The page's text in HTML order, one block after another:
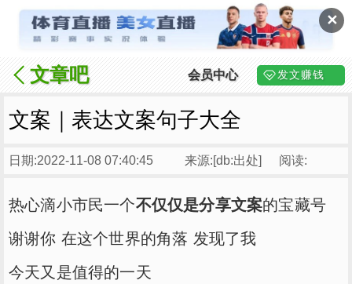
✕
文章吧 会员中心 发文赚钱
文案｜表达文案句子大全
日期:2022-11-08 07:40:45 来源:[db:出处] 阅读:
热心滴小市民一个不仅仅是分享文案的宝藏号
谢谢你 在这个世界的角落 发现了我
今天又是值得的一天